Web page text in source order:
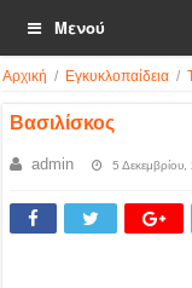
Μενού
Αρχική / Εγκυκλοπαίδεια /
Βασιλίσκος
admin 5 Δεκεμβρίου,